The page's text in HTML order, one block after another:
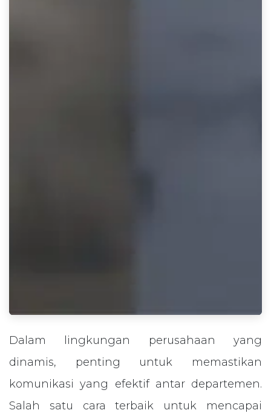
Dalam lingkungan perusahaan yang
dinamis, penting untuk memastikan
komunikasi yang efektif antar departemen.
Salah satu cara terbaik untuk mencapai